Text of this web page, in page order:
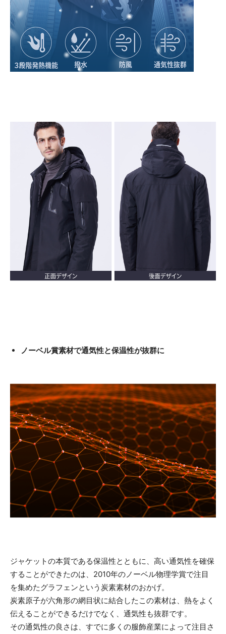
ノーベル賞素材で通気性と保温性が抜群に
ジャケットの本質である保温性とともに、高い通気性を確保
することができたのは、2010年のノーベル物理学賞で注目
を集めたグラフェンという炭素素材のおかげ。
炭素原子が六角形の網目状に結合したこの素材は、熱をよく
伝えることができるだけでなく、通気性も抜群です。
その通気性の良さは、すでに多くの服飾産業によって注目さ